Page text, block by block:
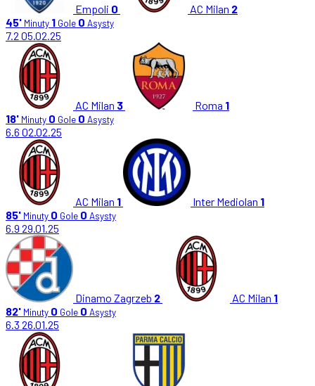
Empoli 0 AC Milan 2
45' Minuty 1 Gole 0 Asysty
7.2 05.02.25
AC Milan 3 Roma 1
18' Minuty 0 Gole 0 Asysty
6.6 02.02.25
AC Milan 1 Inter Mediolan 1
85' Minuty 0 Gole 0 Asysty
6.9 29.01.25
Dinamo Zagrzeb 2 AC Milan 1
82' Minuty 0 Gole 0 Asysty
6.3 26.01.25